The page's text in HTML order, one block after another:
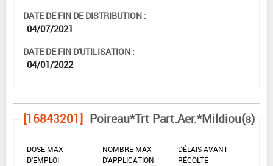
DATE DE FIN DE DISTRIBUTION :
04/07/2021
DATE DE FIN D'UTILISATION :
04/01/2022
[16843201] Poireau*Trt Part.Aer.*Mildiou(s)
DOSE MAX
D'EMPLOI
NOMBRE MAX
D'APPLICATION
DÉLAIS AVANT
RÉCOLTE